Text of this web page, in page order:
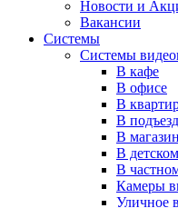
Новости и
Вакансии
Системы
Системы
В кафе
В офисе
В
В
В
В
В
Камеры
Уличное